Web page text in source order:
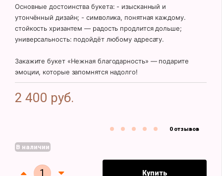
Основные достоинства букета: - изысканный и
утончённый дизайн; - символика, понятная каждому.
стойкость хризантем — радость продлится дольше;
универсальность: подойдёт любому адресату.
Закажите букет «Нежная благодарность» — подарите
эмоции, которые запомнятся надолго!
2 400 руб.
0 отзывов
В наличии
Купить